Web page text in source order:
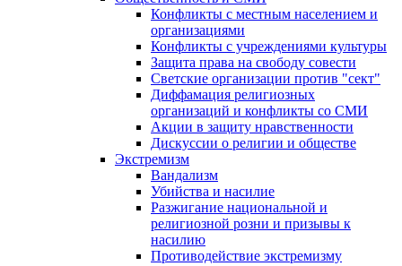
Конфликты с местным населением и
организациями
Конфликты с учреждениями культуры
Защита права на свободу совести
Светские организации против "сект"
Диффамация религиозных
организаций и конфликты со СМИ
Акции в защиту нравственности
Дискуссии о религии и обществе
Экстремизм
Вандализм
Убийства и насилие
Разжигание национальной и
религиозной розни и призывы к
насилию
Противодействие экстремизму